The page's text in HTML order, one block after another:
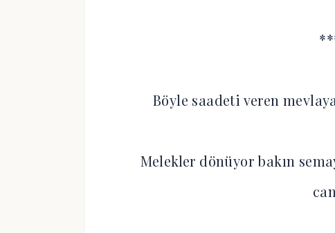
Böyle saadeti veren
Melekler dönüyor bakın